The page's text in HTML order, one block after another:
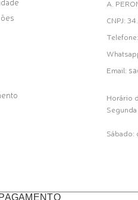
A.
CNPJ:
Email:
Horário
Sábado: